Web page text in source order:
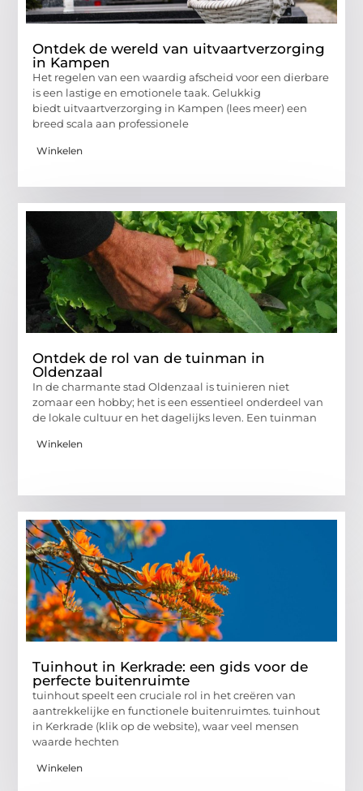
Ontdek de wereld van uitvaartverzorging
in Kampen
Het regelen van een waardig afscheid voor een dierbare
is een lastige en emotionele taak. Gelukkig
biedt uitvaartverzorging in Kampen (lees meer) een
breed scala aan professionele
Winkelen
Ontdek de rol van de tuinman in
Oldenzaal
In de charmante stad Oldenzaal is tuinieren niet
zomaar een hobby; het is een essentieel onderdeel van
de lokale cultuur en het dagelijks leven. Een tuinman
Winkelen
Tuinhout in Kerkrade: een gids voor de
perfecte buitenruimte
tuinhout speelt een cruciale rol in het creëren van
aantrekkelijke en functionele buitenruimtes. tuinhout
in Kerkrade (klik op de website), waar veel mensen
waarde hechten
Winkelen